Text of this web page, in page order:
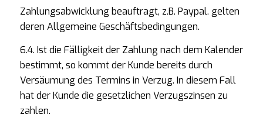
Zahlungsabwicklung beauftragt, z.B. Paypal. gelten
deren Allgemeine Geschäftsbedingungen.
6.4. Ist die Fälligkeit der Zahlung nach dem Kalender
bestimmt, so kommt der Kunde bereits durch
Versäumung des Termins in Verzug. In diesem Fall
hat der Kunde die gesetzlichen Verzugszinsen zu
zahlen.